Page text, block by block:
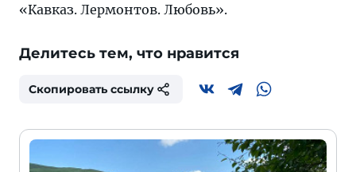
«Кавказ. Лермонтов. Любовь».
Делитесь тем, что нравится
Скопировать ссылку